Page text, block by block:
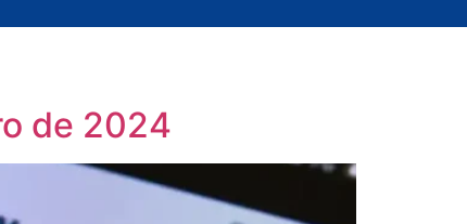
de 2024